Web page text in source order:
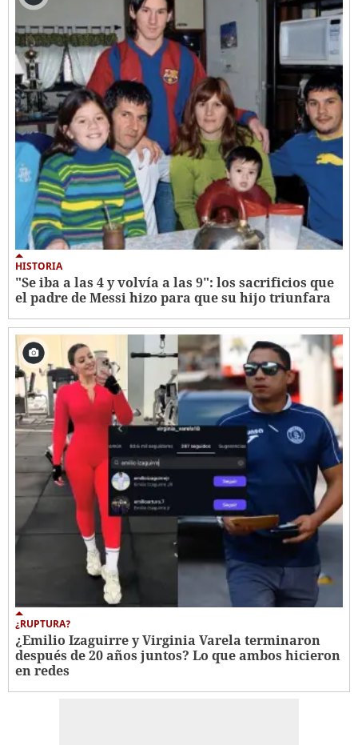
HISTORIA
"Se iba a las 4 y volvía a las 9": los sacrificios que
el padre de Messi hizo para que su hijo triunfara
¿RUPTURA?
¿Emilio Izaguirre y Virginia Varela terminaron
después de 20 años juntos? Lo que ambos hicieron
en redes